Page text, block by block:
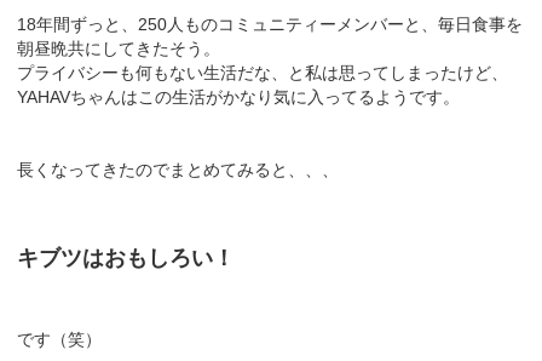
18年間ずっと、250人ものコミュニティーメンバーと、毎日食事を
朝昼晩共にしてきたそう。
プライバシーも何もない生活だな、と私は思ってしまったけど、
YAHAVちゃんはこの生活がかなり気に入ってるようです。
長くなってきたのでまとめてみると、、、
キブツはおもしろい！
です（笑）